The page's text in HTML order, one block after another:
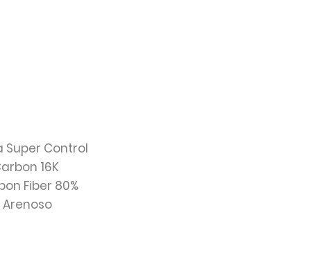
Super Control
16K
Fiber 80%
Arenoso